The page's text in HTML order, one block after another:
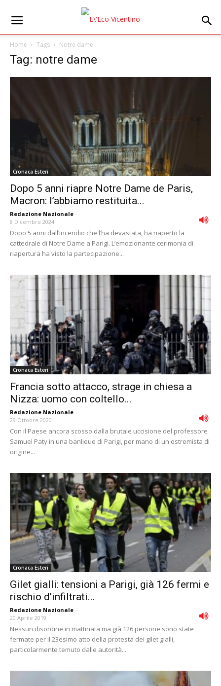
Home Tags Notre dame
Tag: notre dame
Cronaca Esteri
Dopo 5 anni riapre Notre Dame de Paris,
Macron: l’abbiamo restituita...
Redazione Nazionale -
8 Dicembre 2024
Dopo 5 anni dall’incendio che l’ha devastata, ha riaperto la
cattedrale di Notre Dame a Parigi. L’emozionante cerimonia di
riapertura ha visto la partecipazione...
Cronaca Esteri
Francia sotto attacco, strage in chiesa a
Nizza: uomo con coltello...
Redazione Nazionale -
29 Ottobre 2020
Con il Paese ancora scosso dalla brutale uccisione del professore
Samuel Paty in una banlieue di Parigi, per mano di un estremista di
origine...
Cronaca Esteri
Gilet gialli: tensioni a Parigi, già 126 fermi e
rischio d’infiltrati...
Redazione Nazionale -
20 Aprile 2019
Nessun disordine in mattinata ma già 126 persone sono state
fermate per il 23esimo atto della protesta dei gilet gialli,
particolarmente temuto dalle autorità...